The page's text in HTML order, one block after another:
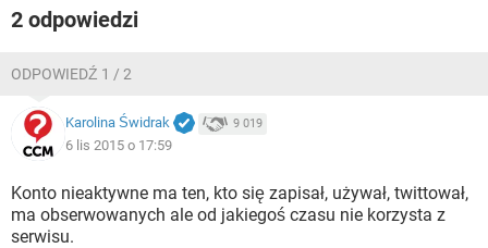
2 odpowiedzi
ODPOWIEDŹ 1 / 2
Karolina Świdrak 9 019
6 lis 2015 o 17:59
Konto nieaktywne ma ten, kto się zapisał, używał, twittował,
ma obserwowanych ale od jakiegoś czasu nie korzysta z
serwisu.